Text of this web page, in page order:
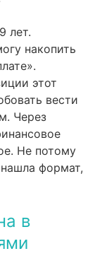
лет.
накопить
этот
вести
Через
Не потому
формат,
в